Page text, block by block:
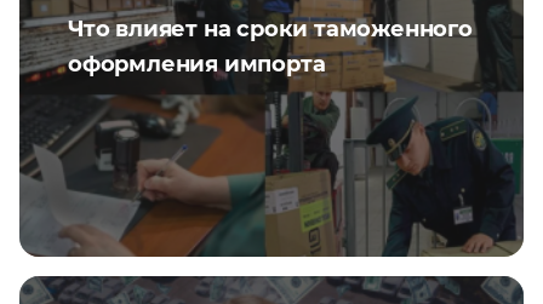
Что влияет на сроки таможенного
оформления импорта